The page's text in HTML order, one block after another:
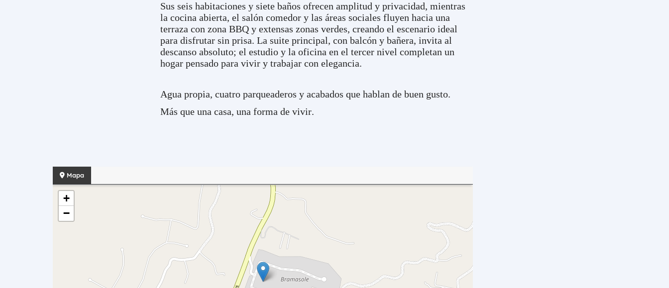
Sus seis habitaciones y siete baños ofrecen amplitud y privacidad, mientras
la cocina abierta, el salón comedor y las áreas sociales fluyen hacia una
terraza con zona BBQ y extensas zonas verdes, creando el escenario ideal
para disfrutar sin prisa. La suite principal, con balcón y bañera, invita al
descanso absoluto; el estudio y la oficina en el tercer nivel completan un
hogar pensado para vivir y trabajar con elegancia.
Agua propia, cuatro parqueaderos y acabados que hablan de buen gusto.
Más que una casa, una forma de vivir.
Mapa
+
−